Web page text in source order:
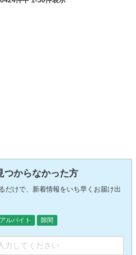
つからなかった方
だけで、新着情報をいち早くお届け出
アルバイト 隙間